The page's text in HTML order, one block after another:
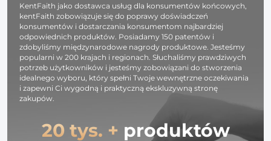
Samsunga
innych
KentFaith jako dostawca usług dla konsumentów końcowych,
kentFaith zobowiązuje się do poprawy doświadczeń
konsumentów i dostarczania konsumentom najbardziej
odpowiednich produktów. Posiadamy 150 patentów i
zdobyliśmy międzynarodowe nagrody produktowe. Jesteśmy
popularni w 200 krajach i regionach. Słuchaliśmy prawdziwych
potrzeb użytkowników i jesteśmy zobowiązani do stworzenia
idealnego wyboru, który spełni Twoje wewnętrzne oczekiwania
i zapewni Ci wygodną i praktyczną ekskluzywną stronę
zakupów.
20 tys. + produktów